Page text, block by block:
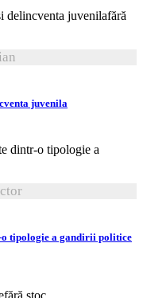
fără
juvenila
o tipologie a gandirii politice
fără stoc